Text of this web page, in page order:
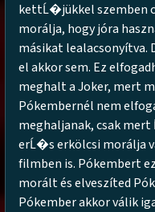
kettĹ�jükkel szemben
morálja, hogy jóra
másikat lealacsonyítva.
el akkor sem. Ez
meghalt a Joker, mert
Pókembernél nem
meghaljanak, csak
erĹ�s erkölcsi morálja
filmben is. Pókembert
morált és elveszíted
Pókember akkor válik